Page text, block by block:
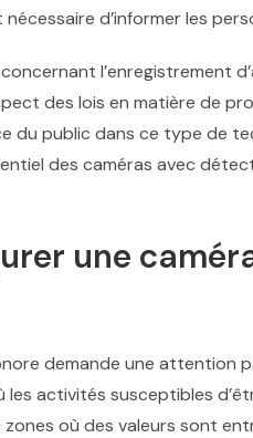
d’informer les
l’enregistrement
des lois en matière de
du public dans ce type de
des caméras avec
une
demande une attention
activités susceptibles
où des valeurs sont